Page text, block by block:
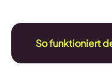
So funktioniert